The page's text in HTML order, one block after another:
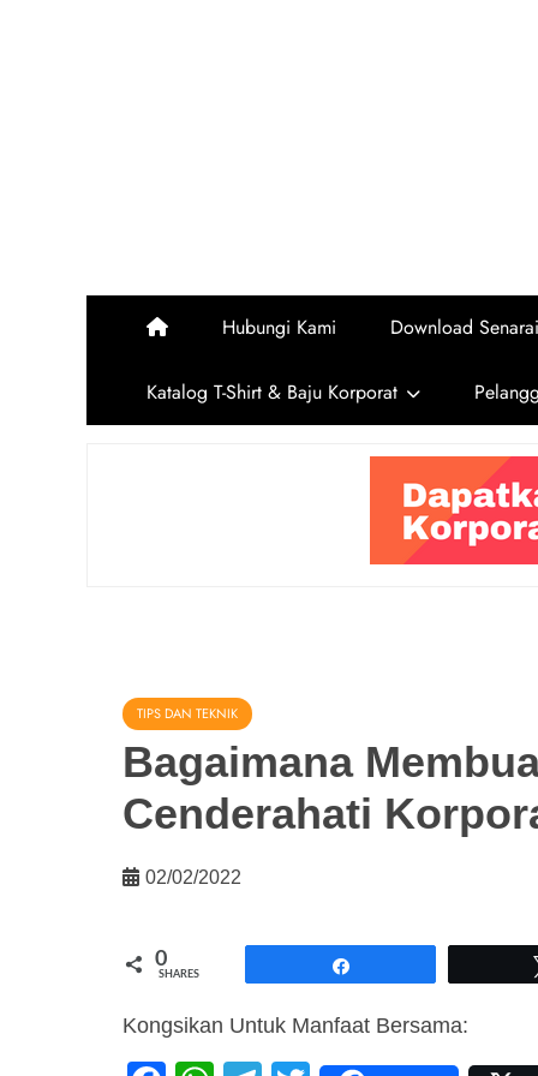
Hubungi Kami Download
Katalog T-Shirt & Baju Korporat
TIPS DAN TEKNIK
Bagaimana
Cenderahati
02/02/2022
0
SHARES
Kongsikan Untuk Manfaat Bersama: